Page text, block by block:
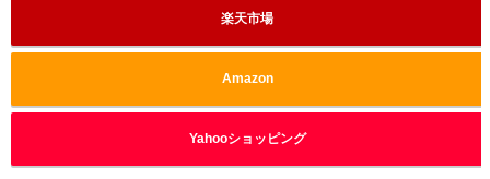
楽天市場
Amazon
Yahooショッピング